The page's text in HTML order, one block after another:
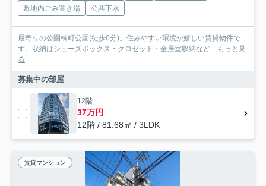
敷地内ごみ置き場
公共下水
最寄りの公園楠町公園(徒歩6分)。住みやすい環境が嬉しい賃貸物件で
す。収納はシューズボックス・クロゼット・全居室収納など... もっと見
る
募集中の部屋
12階
37万円
12階 / 81.68㎡ / 3LDK
賃貸マンション